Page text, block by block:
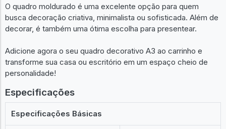
O quadro moldurado é uma excelente opção para quem
busca decoração criativa, minimalista ou sofisticada. Além de
decorar, é também uma ótima escolha para presentear.
Adicione agora o seu quadro decorativo A3 ao carrinho e
transforme sua casa ou escritório em um espaço cheio de
personalidade!
Especificações
Especificações Básicas